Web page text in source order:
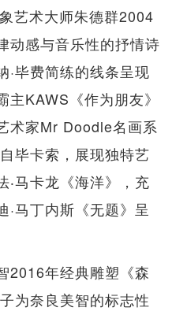
艺术大师朱德群2004
动感与音乐性的抒情诗
·毕费简练的线条呈现
主KAWS《作为朋友》
术家Mr Doodle名画系
毕卡索，展现独特艺
‧马卡龙《海洋》，充
·马丁内斯《无题》呈
2016年经典雕塑《森
为奈良美智的标志性